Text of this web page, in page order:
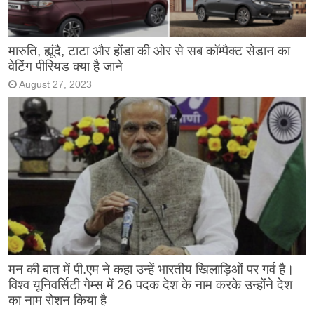
मारुति, ह्यूंदै, टाटा और होंडा की ओर से सब कॉम्पैक्ट सेडान का
वेटिंग पीरियड क्या है जाने
August 27, 2023
मन की बात में पी.एम ने कहा उन्हें भारतीय खिलाड़िओं पर गर्व है।
विश्व यूनिवर्सिटी गेम्स में 26 पदक देश के नाम करके उन्होंने देश
का नाम रोशन किया है